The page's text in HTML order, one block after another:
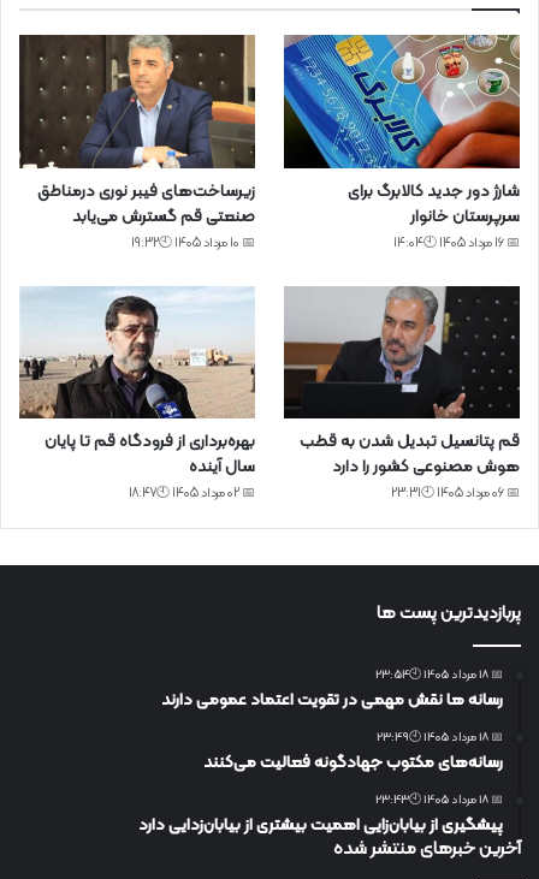
شارژ دور جدید کالابرگ برای
سرپرستان خانوار
📅 16 مرداد 1405 🕙14:04
زیرساخت‌های فیبر نوری درمناطق
صنعتی قم گسترش می‌یابد
📅 10 مرداد 1405 🕙19:32
قم پتانسیل تبدیل شدن به قطب
هوش مصنوعی کشور را دارد
📅 06 مرداد 1405 🕙23:31
بهره‌برداری از فرودگاه قم تا پایان
سال آینده
📅 02 مرداد 1405 🕙18:47
پربازدیدترین پست ها
📅 18 مرداد 1405 🕙23:54
رسانه ها نقش مهمی در تقویت اعتماد عمومی دارند
📅 18 مرداد 1405 🕙23:49
رسانه‌های مکتوب جهادگونه فعالیت می‌کنند
📅 18 مرداد 1405 🕙23:43
پیشگیری از بیابان‌زایی اهمیت بیشتری از بیابان‌زدایی دارد
آخرین خبرهای منتشر شده